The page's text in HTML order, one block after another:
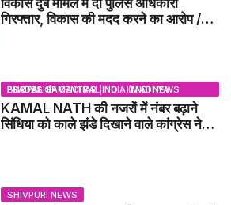
विकास दुबे मामले में दो पुलिस अधिकारी
गिरफ्तार, विकास की मदद करने का आरोप /
BHOPAL SAMACHAR | NO 1 HINDI NEWS PORTAL OF CENTRAL INDIA (MADHYA PRADESH)
KAMAL NATH की नजरों में नंबर बढ़ाने
सिंधिया को काले झंडे दिखाने वाले कांग्रेस नेता
SHIVPURI NEWS